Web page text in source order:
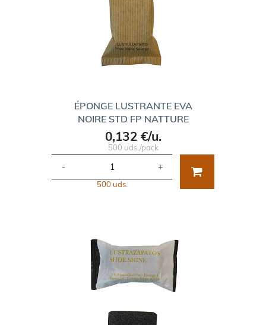
ÉPONGE LUSTRANTE EVA
NOIRE STD FP NATTURE
0,132 €/u.
500 uds./pack
- +
500 uds.